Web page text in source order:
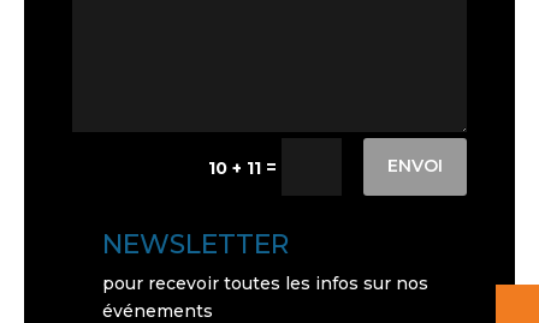
10 + 11 = ENVOI
NEWSLETTER
pour recevoir toutes les infos sur nos
événements